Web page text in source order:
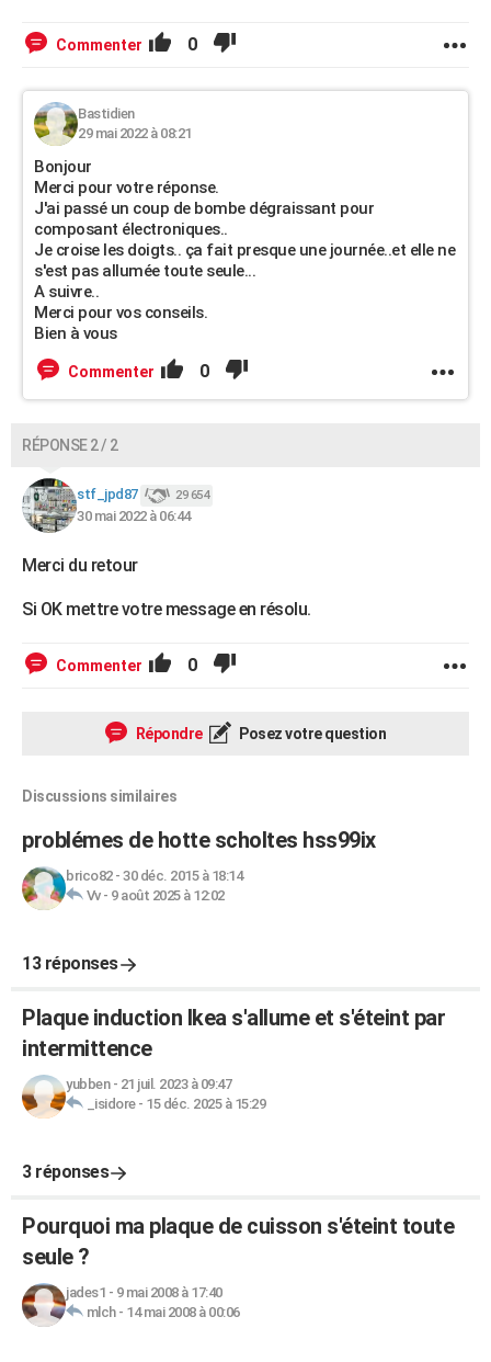
Commenter 0
Bastidien
29 mai 2022 à 08:21
Bonjour
Merci pour votre réponse.
J'ai passé un coup de bombe dégraissant pour
composant électroniques..
Je croise les doigts.. ça fait presque une journée..et elle ne
s'est pas allumée toute seule...
A suivre..
Merci pour vos conseils.
Bien à vous
Commenter 0
RÉPONSE 2 / 2
stf_jpd87 29 654
30 mai 2022 à 06:44
Merci du retour
Si OK mettre votre message en résolu.
Commenter 0
Répondre Posez votre question
Discussions similaires
problémes de hotte scholtes hss99ix
brico82- 30 déc. 2015 à 18:14
Vv- 9 août 2025 à 12:02
13 réponses
Plaque induction Ikea s'allume et s'éteint par
intermittence
yubben- 21 juil. 2023 à 09:47
_isidore- 15 déc. 2025 à 15:29
3 réponses
Pourquoi ma plaque de cuisson s'éteint toute
seule ?
jades1 - 9 mai 2008 à 17:40
mlch- 14 mai 2008 à 00:06